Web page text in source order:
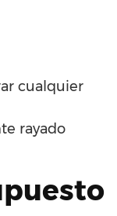
cualquier
rayado